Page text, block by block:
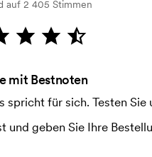
auf 2 405 Stimmen
mit Bestnoten
für sich. Testen
und geben Sie Ihre